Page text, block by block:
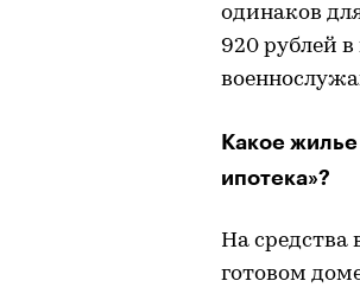
одинаков
920 рублей в
Какое
ипотека»?
На средства
готовом